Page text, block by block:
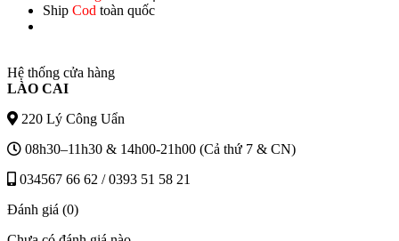
Ship Cod toàn quốc
Hệ thống cửa hàng
LÀO CAI
220 Lý Công Uẩn
08h30–11h30 & 14h00-21h00 (Cả thứ 7 & CN)
034567 66 62 / 0393 51 58 21
Đánh giá (0)